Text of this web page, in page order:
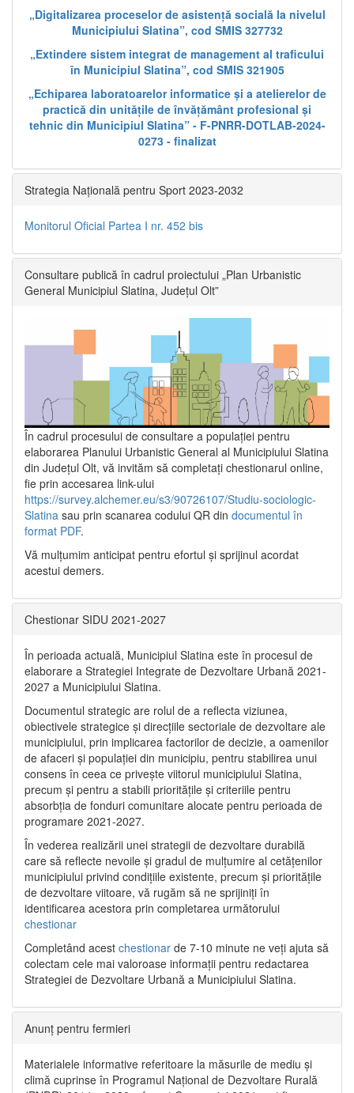
„Digitalizarea proceselor de asistență socială la nivelul
Municipiului Slatina”, cod SMIS 327732
„Extindere sistem integrat de management al traficului
în Municipiul Slatina”, cod SMIS 321905
„Echiparea laboratoarelor informatice și a atelierelor de
practică din unitățile de învățământ profesional și
tehnic din Municipiul Slatina” - F-PNRR-DOTLAB-2024-
0273 - finalizat
Strategia Națională pentru Sport 2023-2032
Monitorul Oficial Partea I nr. 452 bis
Consultare publică în cadrul proiectului „Plan Urbanistic
General Municipiul Slatina, Județul Olt”
În cadrul procesului de consultare a populaţiei pentru
elaborarea Planului Urbanistic General al Municipiului Slatina
din Județul Olt, vă invităm să completați chestionarul online,
fie prin accesarea link-ului
https://survey.alchemer.eu/s3/90726107/Studiu-sociologic-
Slatina sau prin scanarea codului QR din documentul în
format PDF.
Vă mulţumim anticipat pentru efortul şi sprijinul acordat
acestui demers.
Chestionar SIDU 2021-2027
În perioada actuală, Municipiul Slatina este în procesul de
elaborare a Strategiei Integrate de Dezvoltare Urbană 2021‐
2027 a Municipiului Slatina.
Documentul strategic are rolul de a reflecta viziunea,
obiectivele strategice și direcțiile sectoriale de dezvoltare ale
municipiului, prin implicarea factorilor de decizie, a oamenilor
de afaceri și populației din municipiu, pentru stabilirea unui
consens în ceea ce privește viitorul municipiului Slatina,
precum și pentru a stabili prioritățile și criteriile pentru
absorbția de fonduri comunitare alocate pentru perioada de
programare 2021-2027.
În vederea realizării unei strategii de dezvoltare durabilă
care să reflecte nevoile și gradul de mulțumire al cetățenilor
municipiului privind condițiile existente, precum și prioritățile
de dezvoltare viitoare, vă rugăm să ne sprijiniți în
identificarea acestora prin completarea următorului
chestionar
Completând acest chestionar de 7-10 minute ne veți ajuta să
colectam cele mai valoroase informații pentru redactarea
Strategiei de Dezvoltare Urbană a Municipiului Slatina.
Anunț pentru fermieri
Materialele informative referitoare la măsurile de mediu și
climă cuprinse în Programul Național de Dezvoltare Rurală